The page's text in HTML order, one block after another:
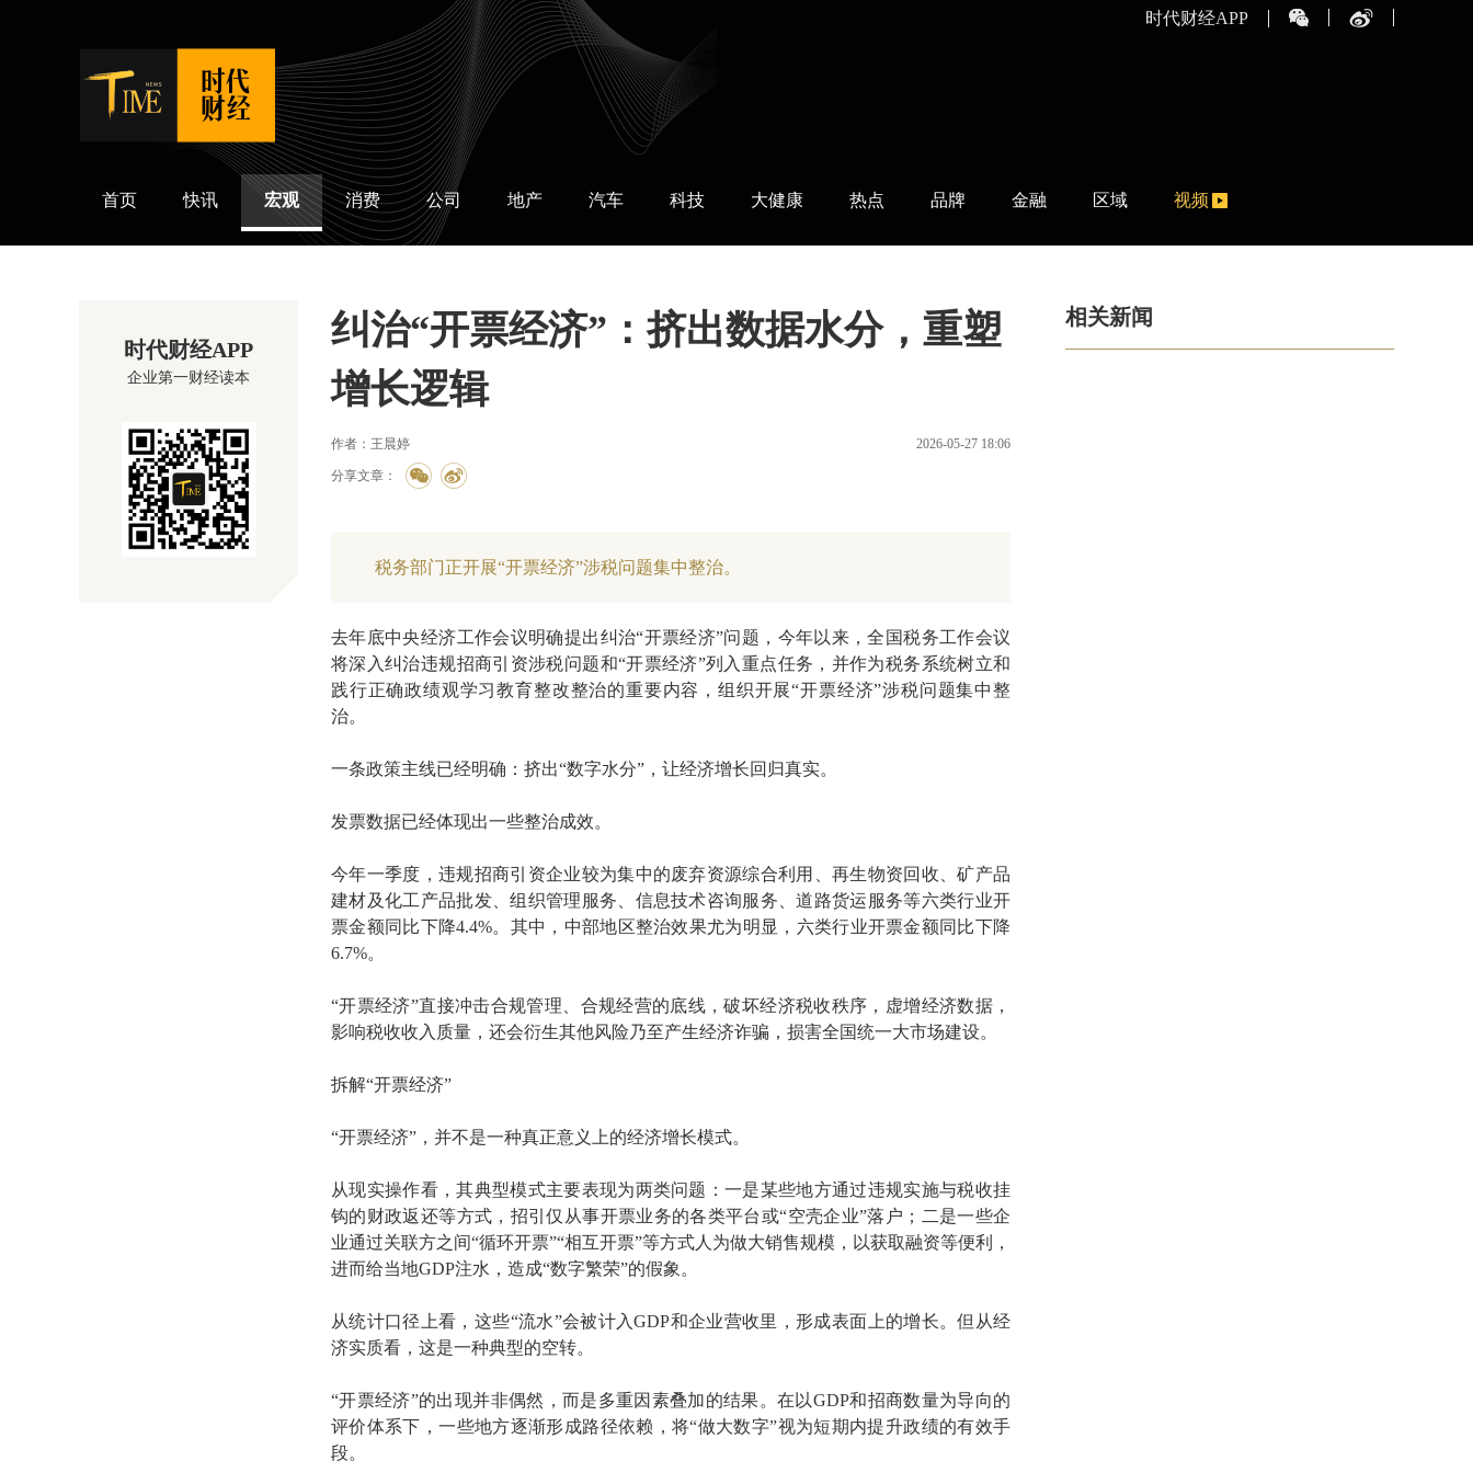
时代财经APP
时代财经
首页 快讯 宏观 消费 公司 地产 汽车 科技 大健康 热点 品牌 金融 区域 视频
时代财经APP
企业第一财经读本
纠治“开票经济”：挤出数据水分，重塑
增长逻辑
作者：王晨婷 2026-05-27 18:06
分享文章：
税务部门正开展“开票经济”涉税问题集中整治。
去年底中央经济工作会议明确提出纠治“开票经济”问题，今年以来，全国税务工作会议
将深入纠治违规招商引资涉税问题和“开票经济”列入重点任务，并作为税务系统树立和
践行正确政绩观学习教育整改整治的重要内容，组织开展“开票经济”涉税问题集中整
治。
一条政策主线已经明确：挤出“数字水分”，让经济增长回归真实。
发票数据已经体现出一些整治成效。
今年一季度，违规招商引资企业较为集中的废弃资源综合利用、再生物资回收、矿产品
建材及化工产品批发、组织管理服务、信息技术咨询服务、道路货运服务等六类行业开
票金额同比下降4.4%。其中，中部地区整治效果尤为明显，六类行业开票金额同比下降
6.7%。
“开票经济”直接冲击合规管理、合规经营的底线，破坏经济税收秩序，虚增经济数据，
影响税收收入质量，还会衍生其他风险乃至产生经济诈骗，损害全国统一大市场建设。
拆解“开票经济”
“开票经济”，并不是一种真正意义上的经济增长模式。
从现实操作看，其典型模式主要表现为两类问题：一是某些地方通过违规实施与税收挂
钩的财政返还等方式，招引仅从事开票业务的各类平台或“空壳企业”落户；二是一些企
业通过关联方之间“循环开票”“相互开票”等方式人为做大销售规模，以获取融资等便利，
进而给当地GDP注水，造成“数字繁荣”的假象。
从统计口径上看，这些“流水”会被计入GDP和企业营收里，形成表面上的增长。但从经
济实质看，这是一种典型的空转。
“开票经济”的出现并非偶然，而是多重因素叠加的结果。在以GDP和招商数量为导向的
评价体系下，一些地方逐渐形成路径依赖，将“做大数字”视为短期内提升政绩的有效手
段。
相关新闻